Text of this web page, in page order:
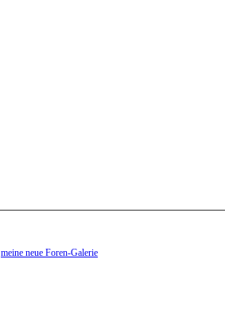
meine neue Foren-Galerie